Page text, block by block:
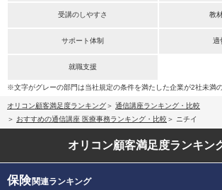
受講のしやすさ 教
サポート体制 適
就職支援
※文字がグレーの部門は当社規定の条件を満たした企業が2社未満
オリコン顧客満足度ランキング
通信講座ランキング・比較
おすすめの通信講座 医療事務ランキング・比較
ニチイ
オリコン顧客満足度ランキン
保険関連ランキング